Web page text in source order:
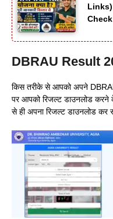
DBRAU Result
किस तरीके से आपको अपने
पर आपको रिजल्ट डाउनलोड करने
से ही अपना रिजल्ट डाउनलोड कर